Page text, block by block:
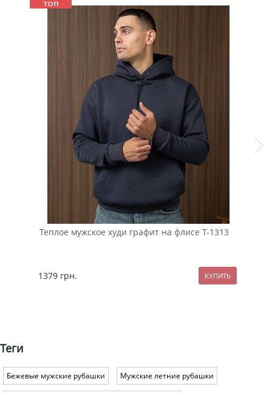
Теплое мужское худи графит на флисе Т-1313
1379 грн.
Теги
Бежевые мужские рубашки Мужские летние рубашки